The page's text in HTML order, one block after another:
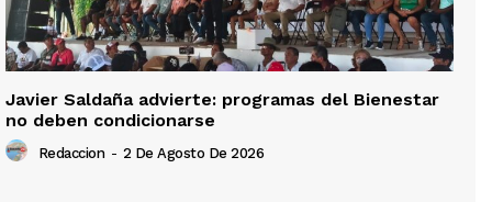
Javier Saldaña advierte: programas del Bienestar
no deben condicionarse
Redaccion - 2 De Agosto De 2026